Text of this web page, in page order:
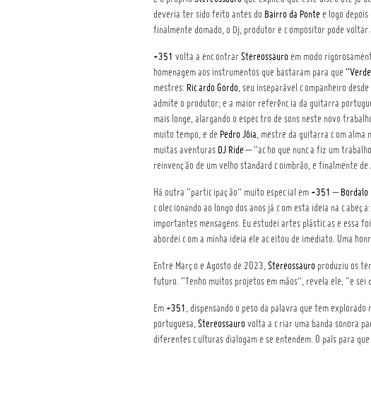
deveria ter sido feito antes do Bairro da Pontee logo depois
finalmente domado, o Dj, produtor e compositor pode
+351 volta a encontrar Stereossauroem modo
homenagem aos instrumentos que bastaram para que
mestres: Ricardo Gordo, seu inseparável companheiro desde
admite o produtor; e a maior referência da guitarra
mais longe, alargando o espectro de sons neste novo
muito tempo, e de Pedro Jóia, mestre da guitarra com alma
muitas aventuras DJ Ride– “acho que nunca fiz um
reinvenção de um velho standard coimbrão, e finalmente de
Há outra “participação” muito especial em +351 – Bordalo
colecionando ao longo dos anos já com esta ideia na
importantes mensagens. Eu estudei artes plásticas e essa
abordei com a minha ideia ele aceitou de imediato. Uma
Entre Março e Agosto de 2023, Stereossauroproduziu os
futuro. “Tenho muitos projetos em mãos”, revela ele, “e
Em +351 , dispensando o peso da palavra que tem
portuguesa, Stereossaurovolta a criar uma banda sonora
diferentes culturas dialogam e se entendem. O país para